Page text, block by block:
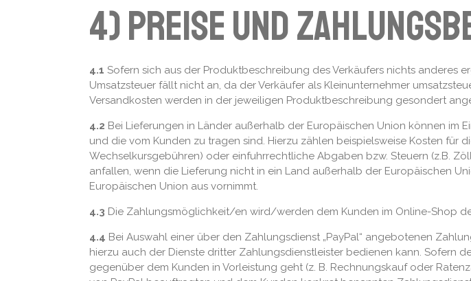
4) Preise und
4.1 Sofern sich aus der Produktbeschreibung des Verkäufers nichts anderes
Umsatzsteuer fällt nicht an, da der Verkäufer als Kleinunternehmer
Versandkosten werden in der jeweiligen Produktbeschreibung gesondert
4.2 Bei Lieferungen in Länder außerhalb der Europäischen Union können im
und die vom Kunden zu tragen sind. Hierzu zählen beispielsweise Kosten für
Wechselkursgebühren) oder einfuhrrechtliche Abgaben bzw. Steuern (z.B.
anfallen, wenn die Lieferung nicht in ein Land außerhalb der Europäischen
Europäischen Union aus vornimmt.
4.3 Die Zahlungsmöglichkeit/en wird/werden dem Kunden im Online-Shop
4.4 Bei Auswahl einer über den Zahlungsdienst „PayPal“ angebotenen
hierzu auch der Dienste dritter Zahlungsdienstleister bedienen kann. Sofern
gegenüber dem Kunden in Vorleistung geht (z. B. Rechnungskauf oder